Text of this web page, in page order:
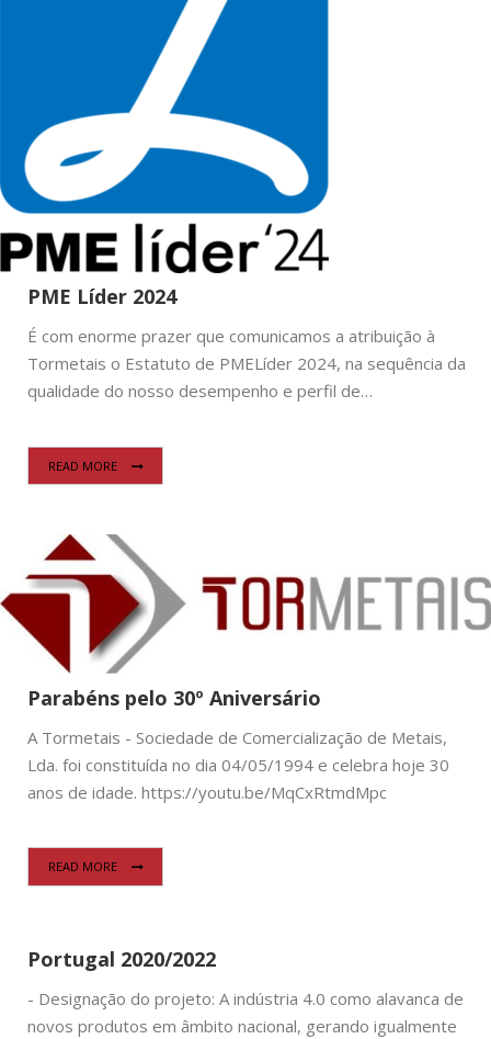
PME Líder 2024
É com enorme prazer que comunicamos a atribuição à
Tormetais o Estatuto de PMELíder 2024, na sequência da
qualidade do nosso desempenho e perfil de…
READ MORE
Parabéns pelo 30º Aniversário
A Tormetais - Sociedade de Comercialização de Metais,
Lda. foi constituída no dia 04/05/1994 e celebra hoje 30
anos de idade. https://youtu.be/MqCxRtmdMpc
READ MORE
Portugal 2020/2022
- Designação do projeto: A indústria 4.0 como alavanca de
novos produtos em âmbito nacional, gerando igualmente